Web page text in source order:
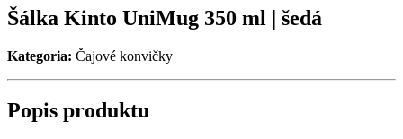
Šálka Kinto UniMug 350 ml | šedá
Kategoria: Čajové konvičky
Popis produktu